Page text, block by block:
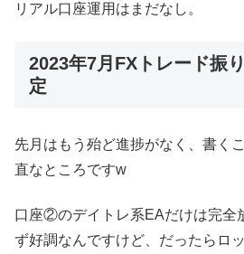
リアル口座運用はまだなし。
2023年7月FXトレード振
定
先月はもう殆ど進捗がなく、書く
直なところですw
口座②のデイトレ系EAだけは完全
ず好調なんですけど、だったらロ